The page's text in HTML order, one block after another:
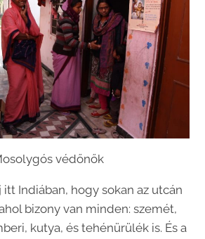
védőnők
Indiában, hogy sokan az utcán
bizony van minden: szemét,
kutya, és tehénürülék is. És a